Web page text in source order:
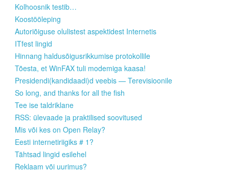
Kolhoosnik testib…
Koostööleping
Autoriõiguse olulistest aspektidest Internetis
ITfest lingid
Hinnang haldusõigusrikkumise protokollile
Tõesta, et WinFAX tuli modemiga kaasa!
Presidendi(kandidaadi)d veebis — Terevisioonile
So long, and thanks for all the fish
Tee ise taldriklane
RSS: ülevaade ja praktilised soovitused
Mis või kes on Open Relay?
Eesti internetiriigiks # 1?
Tähtsad lingid esilehel
Reklaam või uurimus?